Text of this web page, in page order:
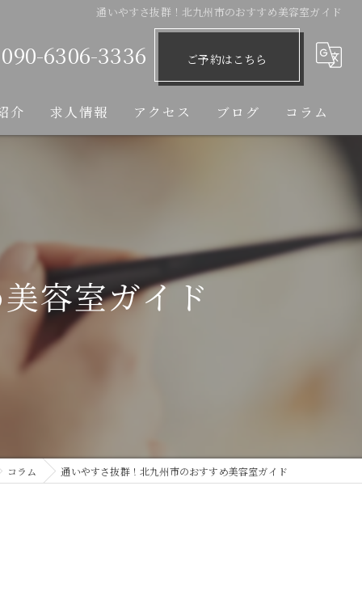
通いやすさ抜群！北九州市のおすすめ美容室ガイド
090-6306-3336 ご予約はこちら
介 求人情報 アクセス ブログ コラム
容室ガイド
コラム 通いやすさ抜群！北九州市のおすすめ美容室ガイド